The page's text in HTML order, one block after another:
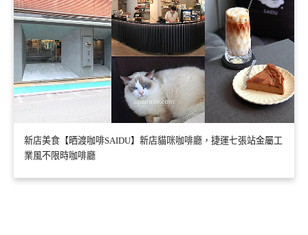
新店美食【晒渡咖啡SAIDU】新店貓咪咖啡廳，捷運七張站金屬工
業風不限時咖啡廳